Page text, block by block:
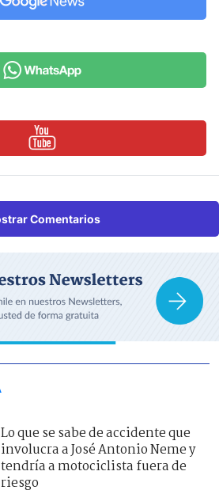
Comentarios
Lo que se sabe de accidente que
involucra a José Antonio Neme y
tendría a motociclista fuera de
riesgo